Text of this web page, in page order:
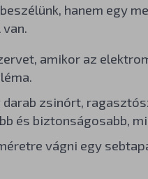
hanem egy
amikor az
darab zsinórt,
és biztonságosabb,
vágni egy